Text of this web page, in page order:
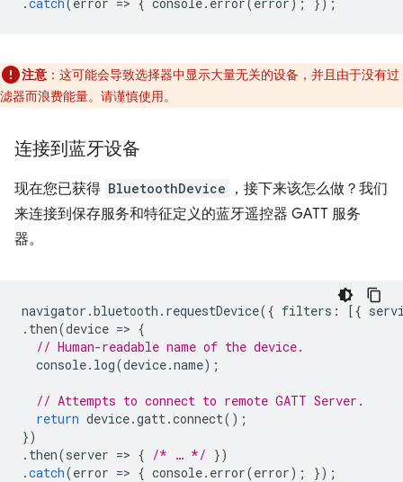
注意 ：这可能会导致选择器中显示大量无关的设备，并且由于没有过
滤器而浪费能量。请谨慎使用。
连接到蓝牙设备
现在您已获得 BluetoothDevice
，接下来该怎么做？我们
来连接到保存服务和特征定义的蓝牙遥控器 GATT 服务
器。
navigator .bluetooth . requestDevice({ filters : [{
. then(device => {
// Human-readable name of the device.
console. log(device.name);
// Attempts to connect to remote GATT Server.
return device.gatt.connect();
})
. then(server => { /* … */ })
.catch(error => { console. error(error); });